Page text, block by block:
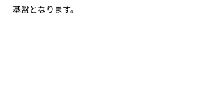
基盤となります。